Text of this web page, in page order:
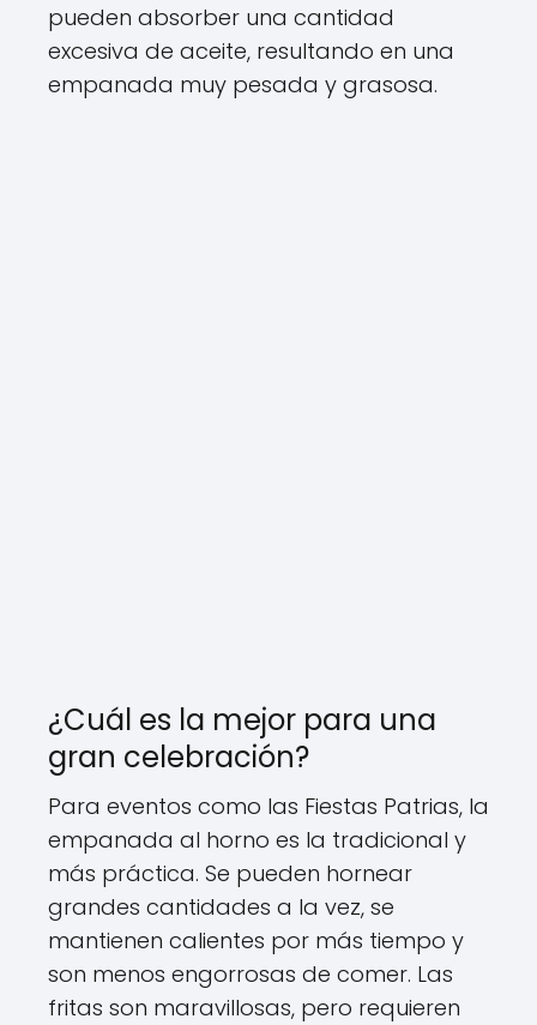
pueden absorber una cantidad
excesiva de aceite, resultando en una
empanada muy pesada y grasosa.
¿Cuál es la mejor para una
gran celebración?
Para eventos como las Fiestas Patrias, la
empanada al horno es la tradicional y
más práctica. Se pueden hornear
grandes cantidades a la vez, se
mantienen calientes por más tiempo y
son menos engorrosas de comer. Las
fritas son maravillosas, pero requieren